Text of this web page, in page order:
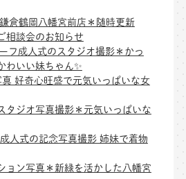
倉鶴岡八幡宮前店＊随時更新
相談会のお知らせ
フ成人式のスタジオ撮影＊かっ
わいい妹ちゃん✨
好奇心旺盛で元気いっぱいな女
タジオ写真撮影＊元気いっぱいな
人式の記念写真撮影 姉妹で着物
ョン写真＊新緑を活かした八幡宮